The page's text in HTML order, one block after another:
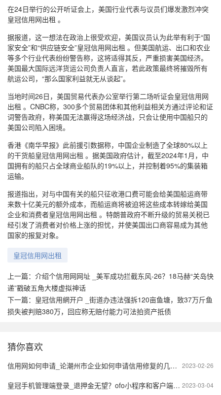
在24日举行的公开听证会上，美国行业代表与议员们爆发激烈冲突
皇冠信用网出租 。
据报道，这一想法在政治上很受欢迎，美国议员认为此举有利于“国
家安全”和“供应链安全”皇冠信用网出租 。但美国航运、出口和农业
等多个行业代表纷纷警告称，这将适得其反，严重损害美国经济。
美国最大国际远洋货运公司负责人直言，若此政策最终将摧毁所有
航运公司，“那么国家利益就无从谈起”。
当地时间26日，美国贸易代表办公室举行第二场听证会皇冠信用网
出租 。CNBC称，300多个贸易团体和其他利益相关方通过评论和证
词警告政府，称美国无法赢得这场经济战，只会让使用中国船只的
美国公司陷入困境。
香港《南华早报》此前援引数据称，中国企业制造了全球80%以上
的干货船皇冠信用网出租 。据美国政府估计，截至2024年1月，中
国拥有的船只占全球商业船队的19%以上，并控制着95%的集装箱
运输。
报道指出，对与中国有关的船只征收港口费可能会给美国船运商带
来数十亿美元的额外成本，而船运商将被迫将这些成本转嫁给美国
企业和消费者皇冠信用网出租 。特朗普政府不断升级的贸易关税已
经引发了消费者对价格上涨的担忧，并使美国出口商容易成为其他
国家的报复对象。
皇冠信用网出租
上一篇： 介绍个信用网网址 _美军成功拦截东风-26？18马赫“关岛快
递”戳破五角大楼虚拟神话
下一篇： 皇冠信用網开户 _街道办违法强拆120亩鱼塘，致37万斤鱼
损失被判赔380万，回应称无赔付能力可法拍资产抵债
猜你喜欢
2023-02-26
信用网如何申请_论潮州市企业如何申请信用修复的几种通用办法，2023年版
2023-03-04
皇冠手机管理端登录_退押金无望？ofo小程序和客户端已无法手机登录